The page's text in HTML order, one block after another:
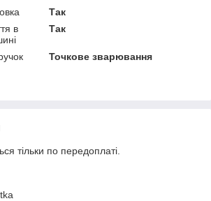
Так
в
Так
Точкове зварювання
тільки по передоплаті.